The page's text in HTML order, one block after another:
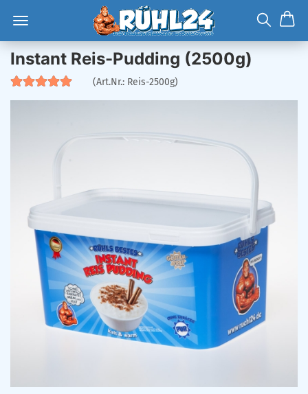
Instant Reis-Pudding (2500g)
(Art.Nr.: Reis-2500g)